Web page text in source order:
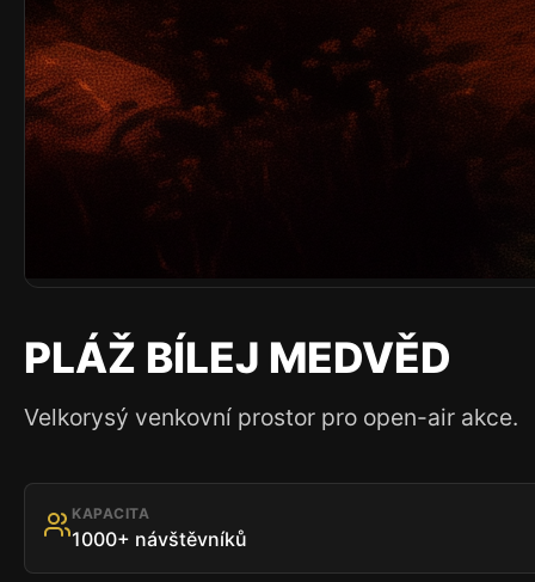
PLÁŽ BÍLEJ MEDVĚD
Velkorysý venkovní prostor pro open-air akce.
KAPACITA
1000+ návštěvníků